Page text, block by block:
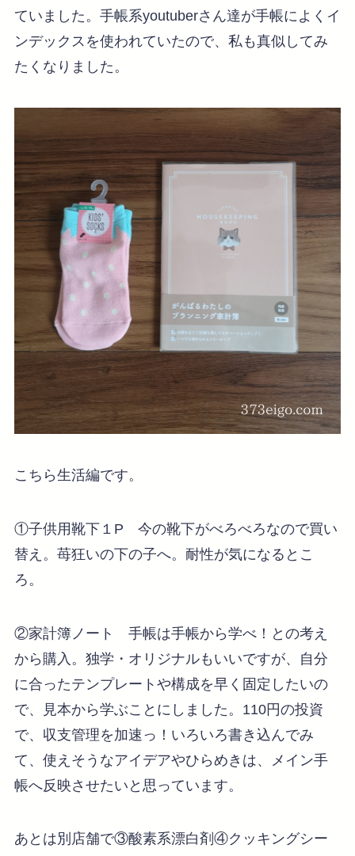
ていました。手帳系youtuberさん達が手帳によくイ
ンデックスを使われていたので、私も真似してみ
たくなりました。
こちら生活編です。
①子供用靴下１P 今の靴下がべろべろなので買い
替え。苺狂いの下の子へ。耐性が気になるとこ
ろ。
②家計簿ノート 手帳は手帳から学べ！との考え
から購入。独学・オリジナルもいいですが、自分
に合ったテンプレートや構成を早く固定したいの
で、見本から学ぶことにしました。110円の投資
で、収支管理を加速っ！いろいろ書き込んでみ
て、使えそうなアイデアやひらめきは、メイン手
帳へ反映させたいと思っています。
あとは別店舗で③酸素系漂白剤④クッキングシー